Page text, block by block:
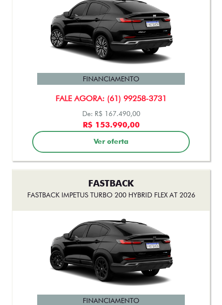
FALE AGORA: (61) 99258-3731
FINANCIAMENTO
De: R$ 167.490,00
R$ 153.990,00
Ver oferta
FASTBACK
FASTBACK IMPETUS TURBO 200 HYBRID FLEX AT 2026
FINANCIAMENTO